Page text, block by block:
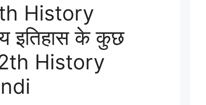
History
इतिहास के कुछ
History